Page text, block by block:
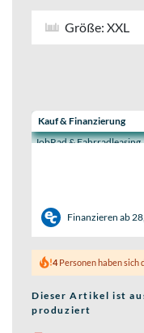
Größe: XXL
Wähle eine
Kauf & Finanzierung
JobRad & Fahrradleasing
Finanzieren ab
4Personen haben sich
Dieser Artikel ist
produziert